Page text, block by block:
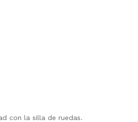
con la silla de ruedas.